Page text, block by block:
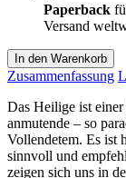
Paperback
Versand
In den Warenkorb
Zusammenfassung
Das Heilige ist einer
anmutende – so
Vollendetem. Es ist
sinnvoll und
zeigen sich uns in